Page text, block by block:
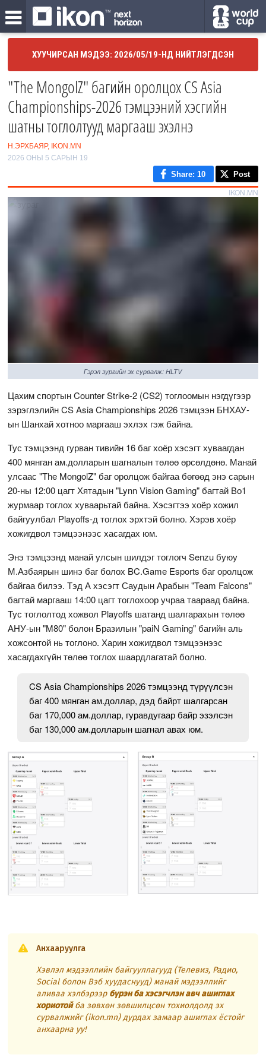
ХУУЧИРСАН МЭДЭЭ: 2026/05/19-НД НИЙТЛЭГДСЭН
"The MongolZ" багийн оролцох CS Asia
Championships-2026 тэмцээний хэсгийн
шатны тоглолтууд маргааш эхэлнэ
Н.ЭРХБАЯР, IKON.MN
2026 ОНЫ 5 САРЫН 19
Share: 10 Post
IKON.MN
Гэрэл зургийн эх сурвалж: HLTV
Цахим спортын Counter Strike-2 (CS2) тоглоомын нэгдүгээр
зэрэглэлийн CS Asia Championships 2026 тэмцээн БНХАУ-
ын Шанхай хотноо маргааш эхлэх гэж байна.
Тус тэмцээнд гурван тивийн 16 баг хоёр хэсэгт хуваагдан
400 мянган ам.долларын шагналын төлөө өрсөлдөнө. Манай
улсаас "The MongolZ" баг оролцож байгаа бөгөөд энэ сарын
20-ны 12:00 цагт Хятадын "Lynn Vision Gaming" багтай Во1
журмаар тоглох хуваарьтай байна. Хэсэгтээ хоёр хожил
байгуулбал Playoffs-д тоглох эрхтэй болно. Хэрэв хоёр
хожигдвол тэмцээнээс хасагдах юм.
Энэ тэмцээнд манай улсын шилдэг тоглогч Senzu буюу
М.Азбаярын шинэ баг болох BC.Game Esports баг оролцож
байгаа билээ. Тэд А хэсэгт Саудын Арабын "Team Falcons"
багтай маргааш 14:00 цагт тоглохоор учраа таараад байна.
Тус тоглолтод хожвол Playoffs шатанд шалгарахын төлөө
АНУ-ын "M80" болон Бразилын "paiN Gaming" багийн аль
хожсонтой нь тоглоно. Харин хожигдвол тэмцээнээс
хасагдахгүйн төлөө тоглох шаардлагатай болно.
CS Asia Championships 2026 тэмцээнд түрүүлсэн
баг 400 мянган ам.доллар, дэд байрт шалгарсан
баг 170,000 ам.доллар, гуравдугаар байр эзэлсэн
баг 130,000 ам.долларын шагнал авах юм.
Анхааруулга
Хэвлэл мэдээллийн байгууллагууд (Телевиз, Радио,
Social болон Вэб хуудаснууд) манай мэдээллийг
аливаа хэлбэрээр бүрэн ба хэсэгчлэн авч ашиглах
хориотойба зөвхөн зөвшилцсөн тохиолдолд эх
сурвалжийг (ikon.mn) дурдах замаар ашиглах ёстойг
анхаарна уу!